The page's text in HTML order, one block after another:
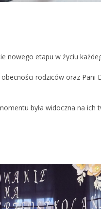
nowego etapu w życiu
rodziców oraz
była widoczna na ich